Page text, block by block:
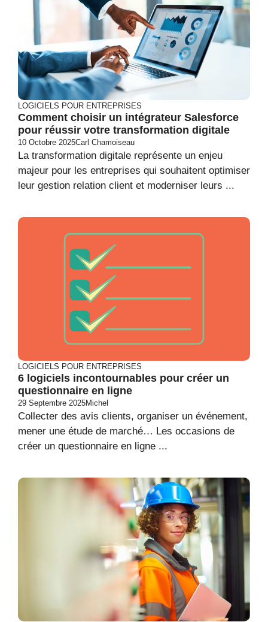
LOGICIELS POUR ENTREPRISES
Comment choisir un intégrateur Salesforce
pour réussir votre transformation digitale
10 Octobre 2025Carl Chamoiseau
La transformation digitale représente un enjeu
majeur pour les entreprises qui souhaitent optimiser
leur gestion relation client et moderniser leurs ...
LOGICIELS POUR ENTREPRISES
6 logiciels incontournables pour créer un
questionnaire en ligne
29 Septembre 2025Michel
Collecter des avis clients, organiser un événement,
mener une étude de marché… Les occasions de
créer un questionnaire en ligne ...